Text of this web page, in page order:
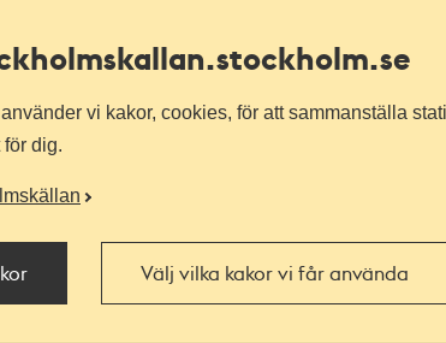
.stockholm.se
vi kakor, cookies, för att sammanställa
dig.
Välj vilka kakor vi får använda